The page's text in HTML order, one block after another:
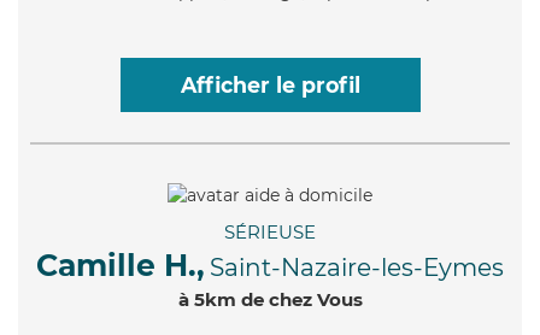
Afficher le profil
SÉRIEUSE
Camille H., Saint-Nazaire-les-Eymes
à 5km de chez Vous